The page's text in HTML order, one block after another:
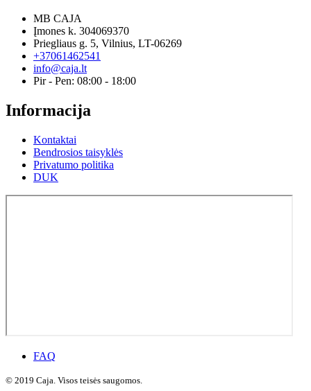
MB CAJA
Įmones k. 304069370
Priegliaus g. 5, Vilnius, LT-06269
+37061462541
info@caja.lt
Pir - Pen: 08:00 - 18:00
Informacija
Kontaktai
Bendrosios taisyklės
Privatumo politika
DUK
FAQ
© 2019 Caja. Visos teisės saugomos.